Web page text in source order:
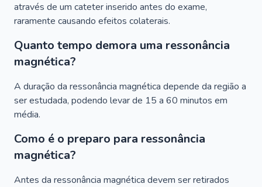
através de um cateter inserido antes do exame,
raramente causando efeitos colaterais.
Quanto tempo demora uma ressonância
magnética?
A duração da ressonância magnética depende da região a
ser estudada, podendo levar de 15 a 60 minutos em
média.
Como é o preparo para ressonância
magnética?
Antes da ressonância magnética devem ser retirados